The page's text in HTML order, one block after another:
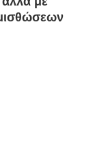
μισθώσεων